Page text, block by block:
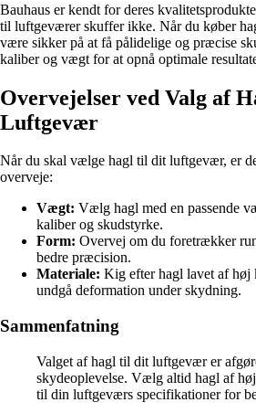
Bauhaus er kendt for deres
til luftgeværer skuffer ikke. Når du køber
være sikker på at få pålidelige og præcise
kaliber og vægt for at opnå optimale
Overvejelser ved Valg af
Luftgevær
Når du skal vælge hagl til dit luftgevær, er
overveje:
Vægt: Vælg hagl med en passende
kaliber og skudstyrke.
Form: Overvej om du foretrækker
bedre præcision.
Materiale: Kig efter hagl lavet af høj
undgå deformation under skydning.
Sammenfatning
Valget af hagl til dit luftgevær er
skydeoplevelse. Vælg altid hagl af
til din luftgeværs specifikationer for